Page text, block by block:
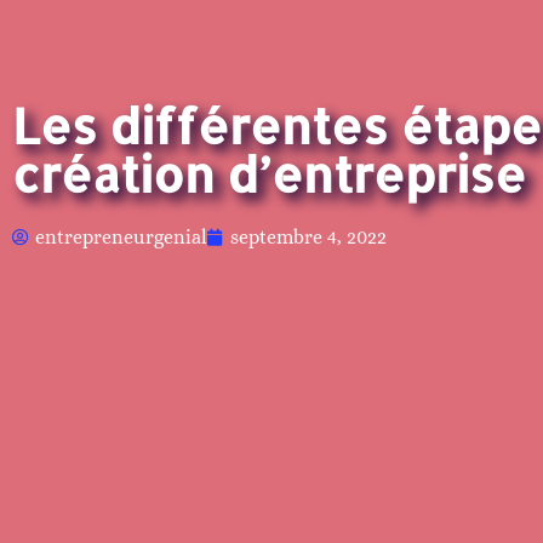
Les différentes
création d’entreprise
entrepreneurgenial septembre 4, 2022